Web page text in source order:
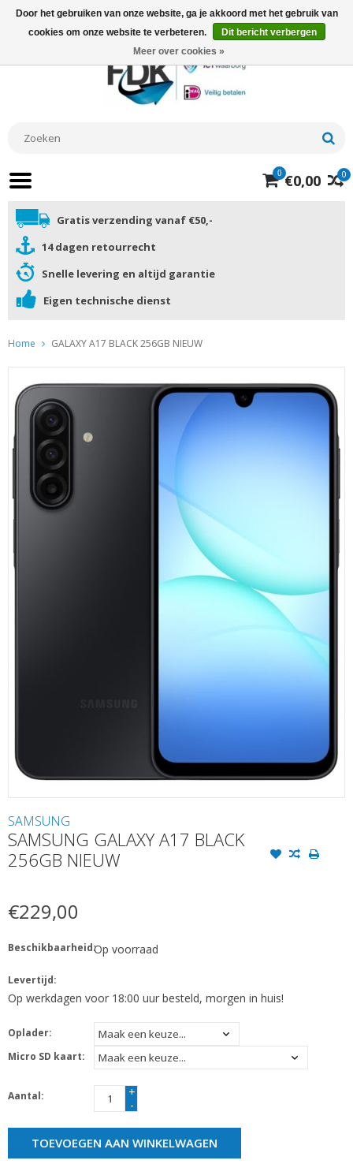
0
0 €0,00
Gratis verzending vanaf €50,-
14 dagen retourrecht
Snelle levering en altijd garantie
Eigen technische dienst
Home GALAXY A17 BLACK 256GB NIEUW
SAMSUNG
SAMSUNG GALAXY A17 BLACK
256GB NIEUW
€229,00
Beschikbaarheid:Op voorraad
Levertijd:
Op werkdagen voor 18:00 uur besteld, morgen in huis!
Oplader:
Micro SD kaart:
Aantal:
+
-
TOEVOEGEN AAN WINKELWAGEN
Door het gebruiken van onze website, ga je akkoord met het gebruik van
cookies om onze website te verbeteren.
Dit bericht verbergen
Meer over cookies »